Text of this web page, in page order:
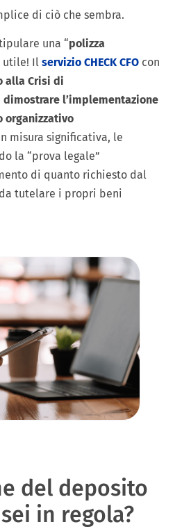
di ciò che sembra.
una “polizza
utile! Il servizio CHECK CFO con
alla Crisi di
dimostrare l’implementazione
organizzativo
misura significativa, le
la “prova legale”
di quanto richiesto dal
tutelare i propri beni
del deposito
in regola?